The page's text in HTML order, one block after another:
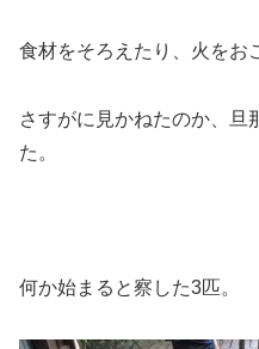
食材をそろえたり、火をお
さすがに見かねたのか、旦
た。
何か始まると察した3匹。